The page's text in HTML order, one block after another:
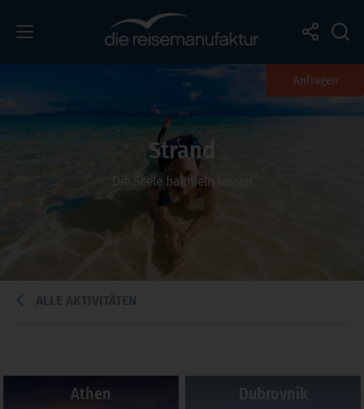
Anfragen
Strand
Die Seele baumeln lassen
ALLE AKTIVITÄTEN
Athen Dubrovnik